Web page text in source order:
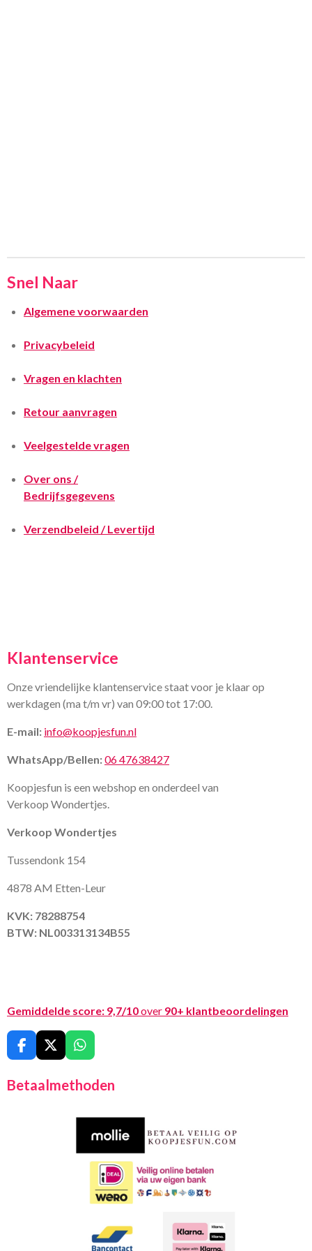
Snel Naar
Algemene voorwaarden
Privacybeleid
Vragen en klachten
Retour aanvragen
Veelgestelde vragen
Over ons /
Bedrijfsgegevens
Verzendbeleid / Levertijd
Klantenservice
Onze vriendelijke klantenservice staat voor je klaar op
werkdagen (ma t/m vr) van 09:00 tot 17:00.
E-mail: info@koopjesfun.nl
WhatsApp/Bellen:06 47638427
Koopjesfun is een webshop en onderdeel van
Verkoop Wondertjes.
Verkoop Wondertjes
Tussendonk 154
4878 AM Etten-Leur
KVK: 78288754
BTW: NL003313134B55
Gemiddelde score: 9,7/10over 90+ klantbeoordelingen
F
a
c
e
X
W
h
t
A
Betaalmethoden